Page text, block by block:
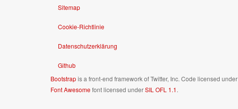
Sitemap
Cookie-Richtlinie
Datenschutzerklärung
Github
Bootstrapis a front-end framework of Twitter, Inc. Code licensed under
Font Awesomefont licensed underSIL OFL 1.1.